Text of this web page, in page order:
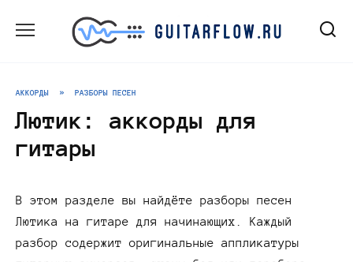
АККОРДЫ » РАЗБОРЫ ПЕСЕН
Лютик: аккорды для
гитары
В этом разделе вы найдёте разборы песен
Лютика на гитаре для начинающих. Каждый
разбор содержит оригинальные аппликатуры